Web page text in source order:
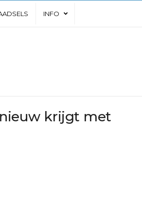
INFO
krijgt met